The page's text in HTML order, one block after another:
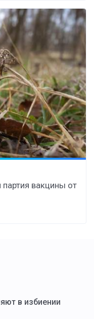
вакцины от
в избиении